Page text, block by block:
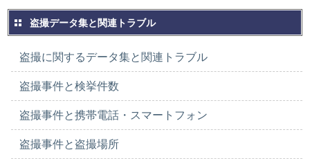
盗撮データ集と関連トラブル
盗撮に関するデータ集と関連トラブル
盗撮事件と検挙件数
盗撮事件と携帯電話・スマートフォン
盗撮事件と盗撮場所